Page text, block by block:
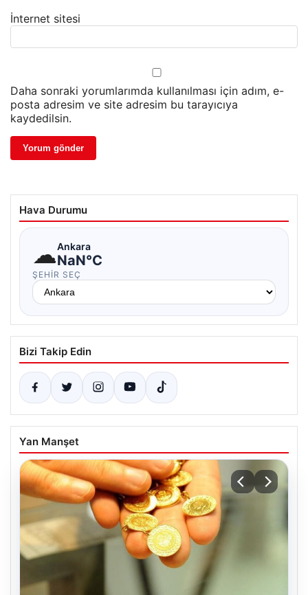
İnternet sitesi
Daha sonraki yorumlarımda kullanılması için adım, e-
posta adresim ve site adresim bu tarayıcıya
kaydedilsin.
Hava Durumu
☁Ankara
NaN°C
ŞEHIR SEÇ
Bizi Takip Edin
Yan Manşet